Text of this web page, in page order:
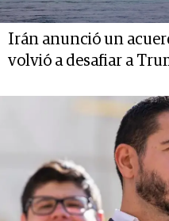
Irán anunció un
volvió a desafiar a